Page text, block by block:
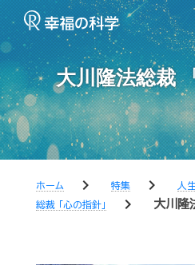
大川隆法総裁
ホーム chevron_right 特集 chevron_right
人
総裁 「心の指針」
chevron_right 大川隆